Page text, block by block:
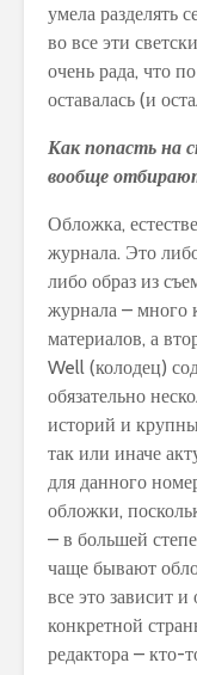
умела разделять
во все эти
очень рада, что
оставалась (и
Как попасть на
вообще
Обложка,
журнала. Это
либо образ из
журнала – много
материалов, а
Well (колодец)
обязательно
историй и
так или иначе
для данного
обложки,
– в большей
чаще бывают
все это зависит
конкретной
редактора – кто-